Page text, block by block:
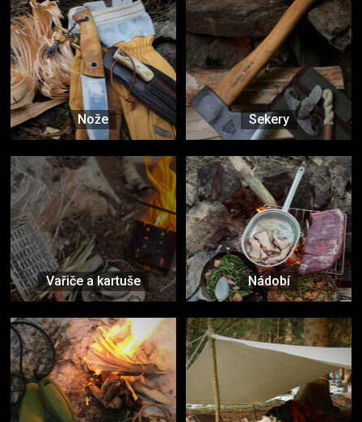
Nože Sekery
Vařiče a kartuše Nádobí